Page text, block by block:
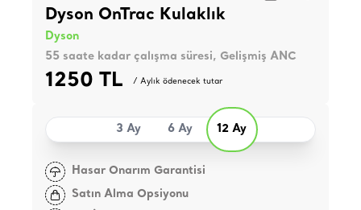
Dyson OnTrac Kulaklık
Dyson
55 saate kadar çalışma süresi, Gelişmiş ANC
1250 TL / Aylık ödenecek tutar
3 Ay 6 Ay 12 Ay
Hasar Onarım Garantisi
Satın Alma Opsiyonu